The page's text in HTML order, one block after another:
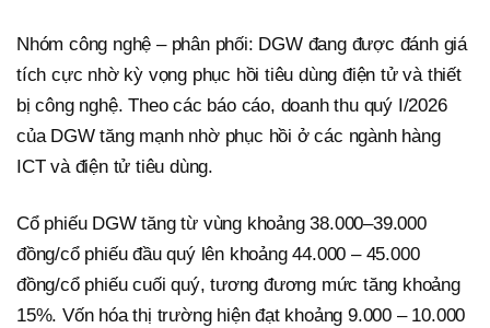
Nhóm công nghệ – phân phối: DGW đang được đánh giá
tích cực nhờ kỳ vọng phục hồi tiêu dùng điện tử và thiết
bị công nghệ. Theo các báo cáo, doanh thu quý I/2026
của DGW tăng mạnh nhờ phục hồi ở các ngành hàng
ICT và điện tử tiêu dùng.
Cổ phiếu DGW tăng từ vùng khoảng 38.000–39.000
đồng/cổ phiếu đầu quý lên khoảng 44.000 – 45.000
đồng/cổ phiếu cuối quý, tương đương mức tăng khoảng
15%. Vốn hóa thị trường hiện đạt khoảng 9.000 – 10.000